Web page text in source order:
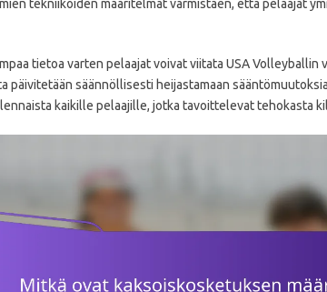
tekniikoiden määritelmät varmistaen, että pelaajat
tietoa varten pelaajat voivat viitata USA Volleyballin
päivitetään säännöllisesti heijastamaan
kaikille pelaajille, jotka tavoittelevat tehokasta